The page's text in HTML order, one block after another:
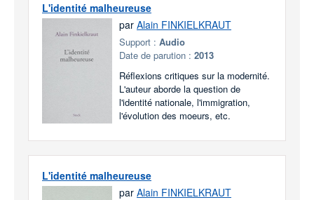
L'identité malheureuse
par Alain FINKIELKRAUT
Support : Audio
Date de parution : 2013
Réflexions critiques sur la modernité.
L'auteur aborde la question de
l'identité nationale, l'immigration,
l'évolution des moeurs, etc.
L'identité malheureuse
par Alain FINKIELKRAUT